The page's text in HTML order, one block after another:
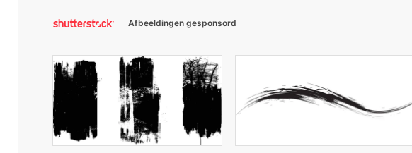
Afbeeldingen gesponsord